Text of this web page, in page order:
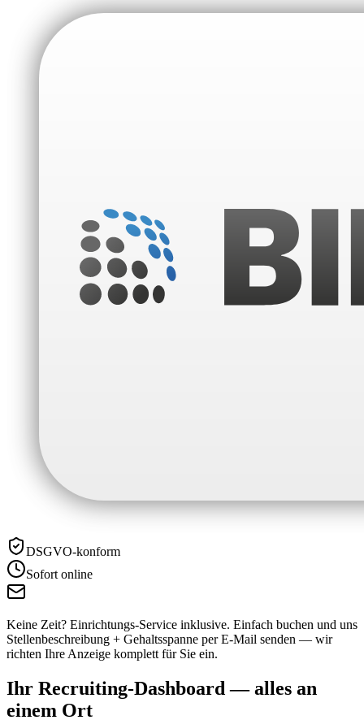
DSGVO-konform
Sofort online
Keine Zeit? Einrichtungs-Service inklusive. Einfach buchen und uns
Stellenbeschreibung + Gehaltsspanne per E-Mail senden — wir
richten Ihre Anzeige komplett für Sie ein.
Ihr Recruiting-Dashboard — alles an
einem Ort